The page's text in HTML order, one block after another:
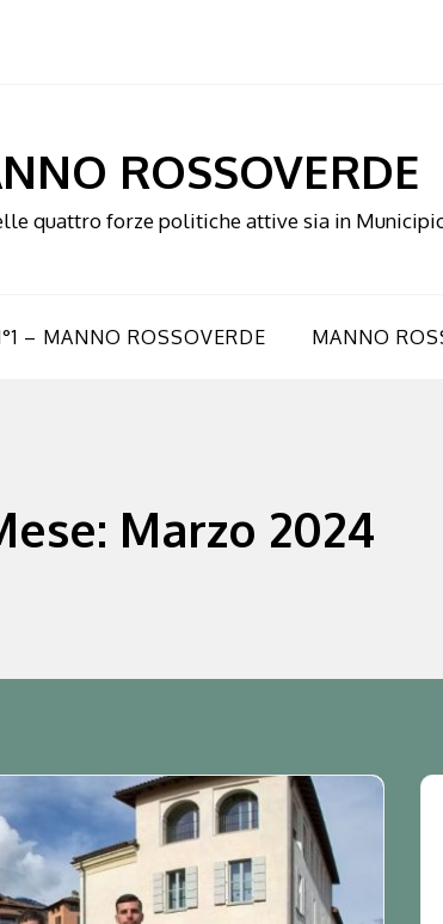
ROSSOVERDE
quattro forze politiche attive sia in
– MANNO ROSSOVERDE MANNO
Marzo 2024